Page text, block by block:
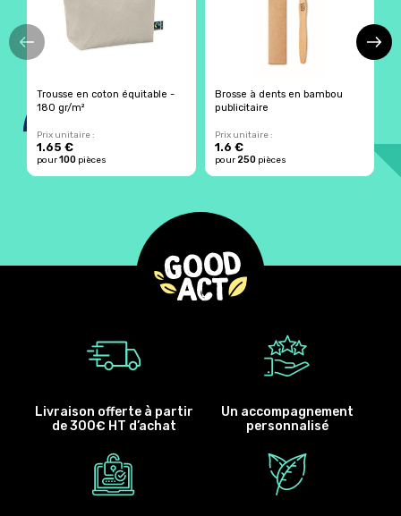
Trousse en coton équitable -
180 gr/m²
Prix unitaire :
1.65 €
pour100 pièces
Brosse à dents en bambou
publicitaire
Prix unitaire :
1.6 €
pour250 pièces
Livraison offerte à partir
de 300€ HT d’achat
Un accompagnement
personnalisé